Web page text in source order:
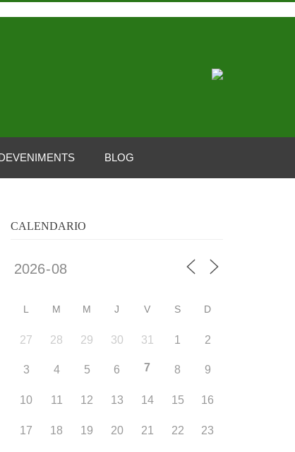
BLOG
CALENDARIO
L M M J V S D
27 28 29 30 31 1 2
3 4 5 6 7 8 9
10 11 12 13 14 15 16
17 18 19 20 21 22 23